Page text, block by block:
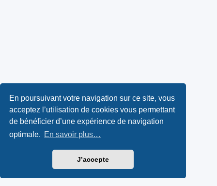
En poursuivant votre navigation sur ce site, vous
acceptez l’utilisation de cookies vous permettant
de bénéficier d’une expérience de navigation
optimale. En savoir plus…
J’accepte